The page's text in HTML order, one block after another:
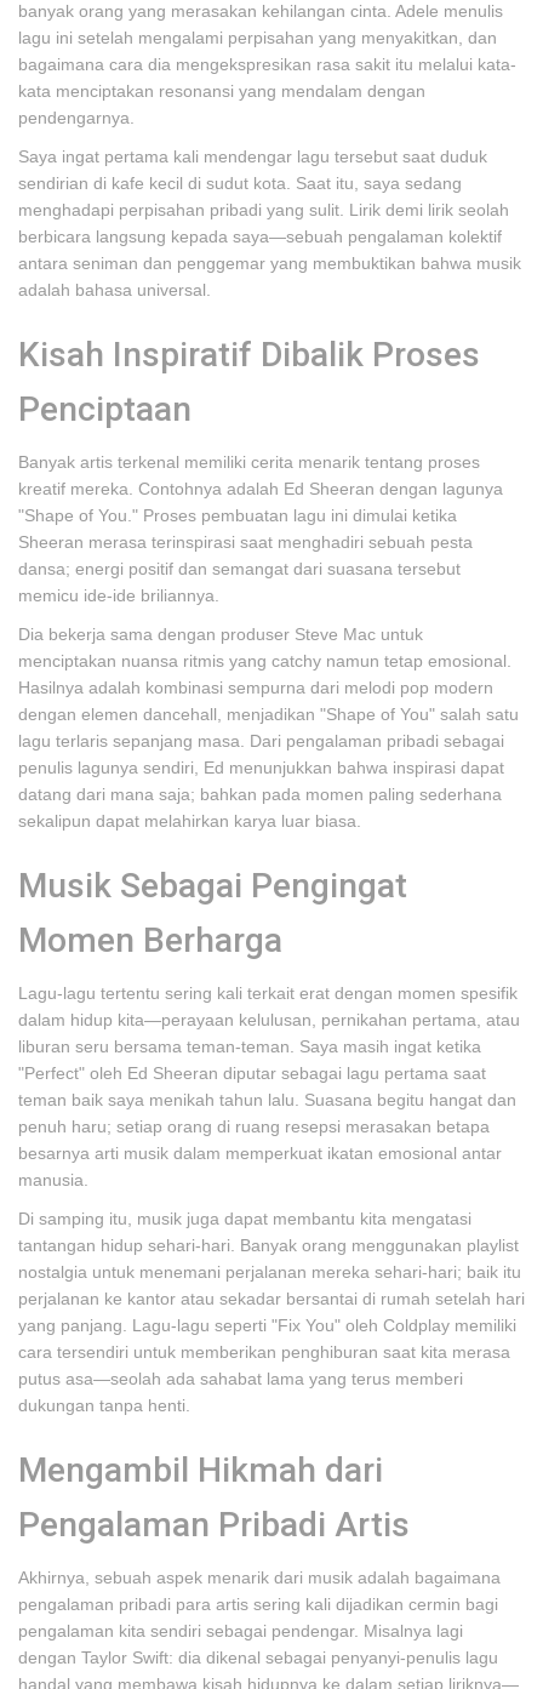
banyak orang yang merasakan kehilangan cinta. Adele menulis
lagu ini setelah mengalami perpisahan yang menyakitkan, dan
bagaimana cara dia mengekspresikan rasa sakit itu melalui kata-
kata menciptakan resonansi yang mendalam dengan
pendengarnya.
Saya ingat pertama kali mendengar lagu tersebut saat duduk
sendirian di kafe kecil di sudut kota. Saat itu, saya sedang
menghadapi perpisahan pribadi yang sulit. Lirik demi lirik seolah
berbicara langsung kepada saya—sebuah pengalaman kolektif
antara seniman dan penggemar yang membuktikan bahwa musik
adalah bahasa universal.
Kisah Inspiratif Dibalik Proses
Penciptaan
Banyak artis terkenal memiliki cerita menarik tentang proses
kreatif mereka. Contohnya adalah Ed Sheeran dengan lagunya
"Shape of You." Proses pembuatan lagu ini dimulai ketika
Sheeran merasa terinspirasi saat menghadiri sebuah pesta
dansa; energi positif dan semangat dari suasana tersebut
memicu ide-ide briliannya.
Dia bekerja sama dengan produser Steve Mac untuk
menciptakan nuansa ritmis yang catchy namun tetap emosional.
Hasilnya adalah kombinasi sempurna dari melodi pop modern
dengan elemen dancehall, menjadikan "Shape of You" salah satu
lagu terlaris sepanjang masa. Dari pengalaman pribadi sebagai
penulis lagunya sendiri, Ed menunjukkan bahwa inspirasi dapat
datang dari mana saja; bahkan pada momen paling sederhana
sekalipun dapat melahirkan karya luar biasa.
Musik Sebagai Pengingat
Momen Berharga
Lagu-lagu tertentu sering kali terkait erat dengan momen spesifik
dalam hidup kita—perayaan kelulusan, pernikahan pertama, atau
liburan seru bersama teman-teman. Saya masih ingat ketika
"Perfect" oleh Ed Sheeran diputar sebagai lagu pertama saat
teman baik saya menikah tahun lalu. Suasana begitu hangat dan
penuh haru; setiap orang di ruang resepsi merasakan betapa
besarnya arti musik dalam memperkuat ikatan emosional antar
manusia.
Di samping itu, musik juga dapat membantu kita mengatasi
tantangan hidup sehari-hari. Banyak orang menggunakan playlist
nostalgia untuk menemani perjalanan mereka sehari-hari; baik itu
perjalanan ke kantor atau sekadar bersantai di rumah setelah hari
yang panjang. Lagu-lagu seperti "Fix You" oleh Coldplay memiliki
cara tersendiri untuk memberikan penghiburan saat kita merasa
putus asa—seolah ada sahabat lama yang terus memberi
dukungan tanpa henti.
Mengambil Hikmah dari
Pengalaman Pribadi Artis
Akhirnya, sebuah aspek menarik dari musik adalah bagaimana
pengalaman pribadi para artis sering kali dijadikan cermin bagi
pengalaman kita sendiri sebagai pendengar. Misalnya lagi
dengan Taylor Swift: dia dikenal sebagai penyanyi-penulis lagu
handal yang membawa kisah hidupnya ke dalam setiap liriknya—